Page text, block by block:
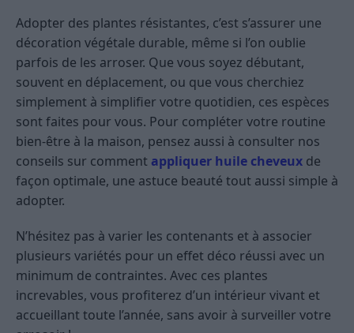
Adopter des plantes résistantes, c’est s’assurer une
décoration végétale durable, même si l’on oublie
parfois de les arroser. Que vous soyez débutant,
souvent en déplacement, ou que vous cherchiez
simplement à simplifier votre quotidien, ces espèces
sont faites pour vous. Pour compléter votre routine
bien-être à la maison, pensez aussi à consulter nos
conseils sur comment appliquer huile cheveux de
façon optimale, une astuce beauté tout aussi simple à
adopter.
N’hésitez pas à varier les contenants et à associer
plusieurs variétés pour un effet déco réussi avec un
minimum de contraintes. Avec ces plantes
increvables, vous profiterez d’un intérieur vivant et
accueillant toute l’année, sans avoir à surveiller votre